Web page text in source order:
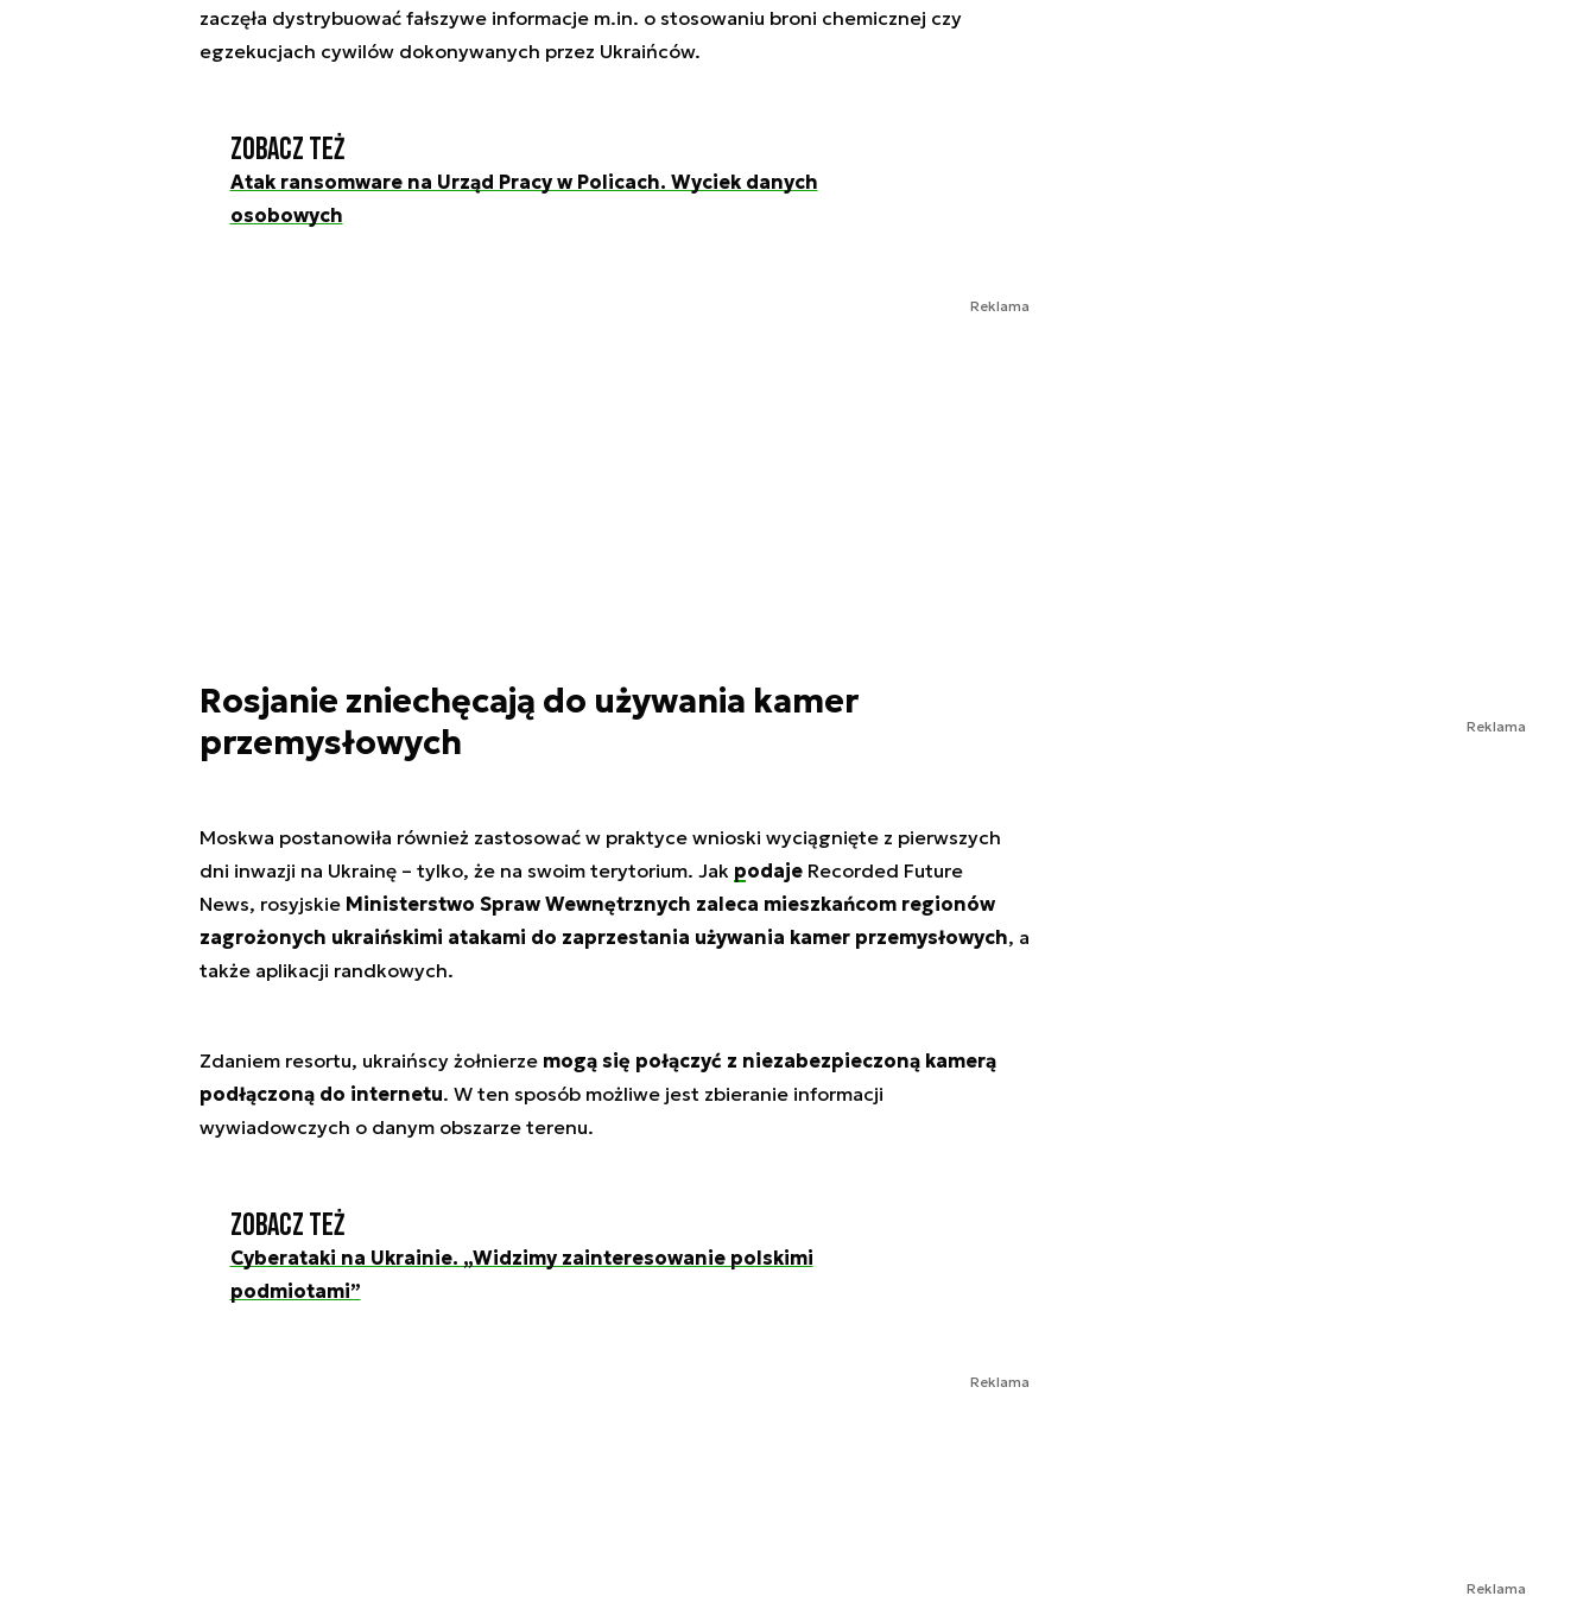
zaczęła dystrybuować fałszywe informacje m.in. o stosowaniu broni chemicznej czy
egzekucjach cywilów dokonywanych przez Ukraińców.
Zobacz też
Atak ransomware na Urząd Pracy w Policach. Wyciek danych
osobowych
Reklama
Rosjanie zniechęcają do używania kamer
przemysłowych
Moskwa postanowiła również zastosować w praktyce wnioski wyciągnięte z pierwszych
dni inwazji na Ukrainę – tylko, że na swoim terytorium. Jak podajeRecorded Future
News, rosyjskie Ministerstwo Spraw Wewnętrznych zaleca mieszkańcom regionów
zagrożonych ukraińskimi atakami do zaprzestania używania kamer przemysłowych, a
także aplikacji randkowych.
Zdaniem resortu, ukraińscy żołnierze mogą się połączyć z niezabezpieczoną kamerą
podłączoną do internetu. W ten sposób możliwe jest zbieranie informacji
wywiadowczych o danym obszarze terenu.
Zobacz też
Cyberataki na Ukrainie. „Widzimy zainteresowanie polskimi
podmiotami”
Reklama
Reklama
Reklama